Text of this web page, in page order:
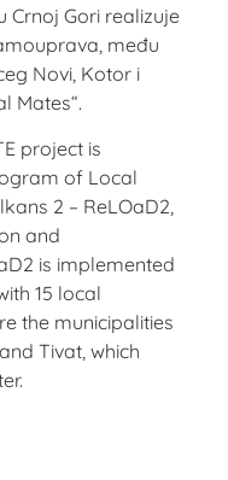
Crnoj Gori realizuje
među
Novi, Kotor i
Mates“.
project is
of Local
2 – ReLOaD2,
and
is implemented
15 local
the municipalities
Tivat, which